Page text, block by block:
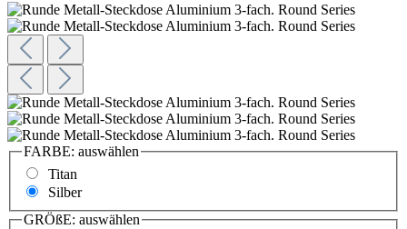
FARBE: auswählen
Titan
Silber
GRÖßE: auswählen